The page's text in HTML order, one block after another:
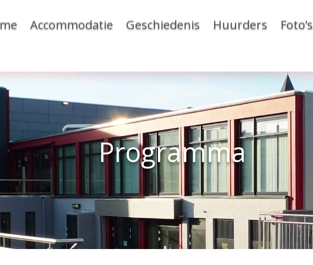
Accommodatie Geschiedenis Huurders Foto’s
Programma